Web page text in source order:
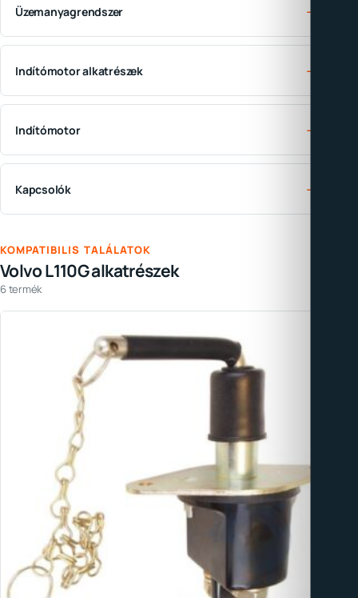
Üzemanyagrendszer →
Indítómotor alkatrészek →
Indítómotor →
Kapcsolók →
KOMPATIBILIS TALÁLATOK
Volvo L110G alkatrészek
6 termék